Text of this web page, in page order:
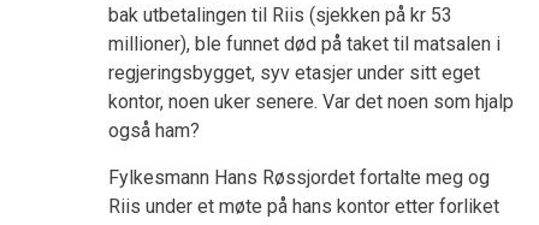
bak utbetalingen til Riis (sjekken på kr 53
millioner), ble funnet død på taket til matsalen i
regjeringsbygget, syv etasjer under sitt eget
kontor, noen uker senere. Var det noen som hjalp
også ham?
Fylkesmann Hans Røssjordet fortalte meg og
Riis under et møte på hans kontor etter forliket